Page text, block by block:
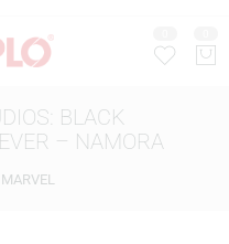
BLACK
– NAMORA
MARVEL